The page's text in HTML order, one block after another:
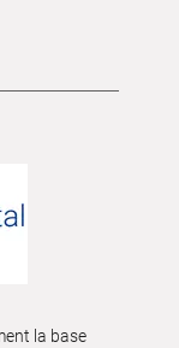
la base